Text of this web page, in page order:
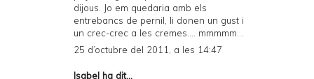
dijous. Jo em quedaria amb els
entrebancs de pernil, li donen un gust i
un crec-crec a les cremes.... mmmmm...
25 d’octubre del 2011, a les 14:47
Isabel ha dit...